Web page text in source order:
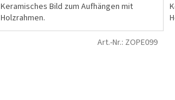
Keramisches Bild zum Aufhängen mit
Holzrahmen.
Art.-Nr.: ZOPE099